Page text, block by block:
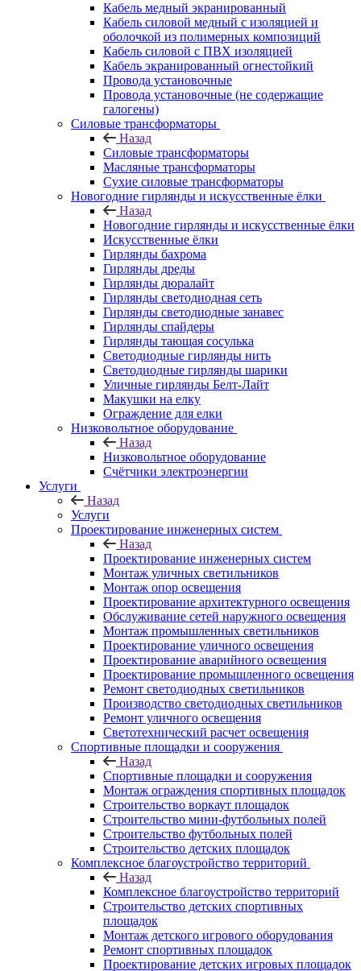
Кабель медный экранированный
Кабель силовой медный с изоляцией и
оболочкой из полимерных композиций
Кабель силовой с ПВХ изоляцией
Кабель экранированный огнестойкий
Провода установочные
Провода установочные (не содержащие
галогены)
Силовые трансформаторы
Назад
Силовые трансформаторы
Масляные трансформаторы
Сухие силовые трансформаторы
Новогодние гирлянды и искусственные ёлки
Назад
Новогодние гирлянды и искусственные ёлки
Искусственные ёлки
Гирлянды бахрома
Гирлянды дреды
Гирлянды дюралайт
Гирлянды светодиодная сеть
Гирлянды светодиодные занавес
Гирлянды спайдеры
Гирлянды тающая сосулька
Светодиодные гирлянды нить
Светодиодные гирлянды шарики
Уличные гирлянды Белт-Лайт
Макушки на елку
Ограждение для елки
Низковольтное оборудование
Назад
Низковольтное оборудование
Счётчики электроэнергии
Услуги
Назад
Услуги
Проектирование инженерных систем
Назад
Проектирование инженерных систем
Монтаж уличных светильников
Монтаж опор освещения
Проектирование архитектурного освещения
Обслуживание сетей наружного освещения
Монтаж промышленных светильников
Проектирование уличного освещения
Проектирование аварийного освещения
Проектирование промышленного освещения
Ремонт светодиодных светильников
Производство светодиодных светильников
Ремонт уличного освещения
Светотехнический расчет освещения
Спортивные площадки и сооружения
Назад
Спортивные площадки и сооружения
Монтаж ограждения спортивных площадок
Строительство воркаут площадок
Строительство мини-футбольных полей
Строительство футбольных полей
Строительство детских площадок
Комплексное благоустройство территорий
Назад
Комплексное благоустройство территорий
Строительство детских спортивных
площадок
Монтаж детского игрового оборудования
Ремонт спортивных площадок
Проектирование детских игровых площадок